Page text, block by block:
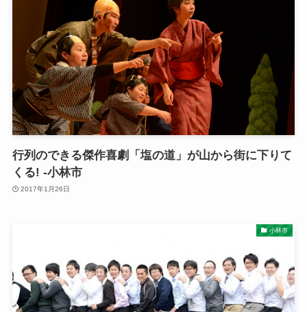
行列のできる傑作喜劇「塩の道」が山から街に下りて
くる! -小林市
2017年1月26日
小林市